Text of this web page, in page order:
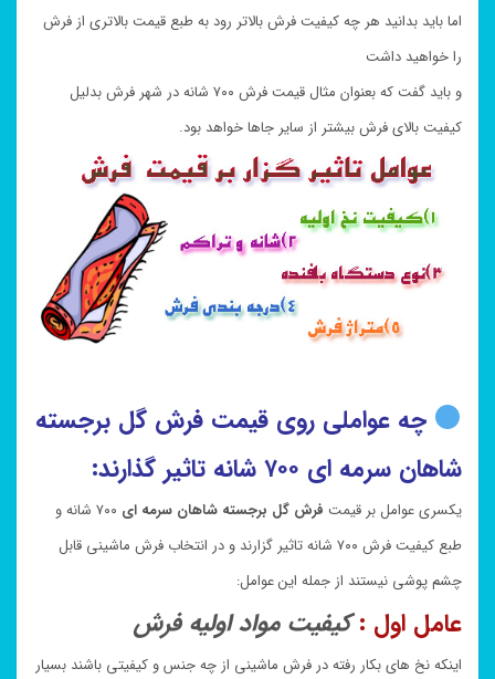
اما باید بدانید هر چه کیفیت فرش بالاتر رود به طبع قیمت بالاتری از فرش
را خواهید داشت
و باید گفت که بعنوان مثال قیمت فرش ۷۰۰ شانه در شهر فرش بدلیل
کیفیت بالای فرش بیشتر از سایر جاها خواهد بود.
چه عواملی روی قیمت فرش گل برجسته
شاهان سرمه ای ۷۰۰ شانه تاثیر گذارند:
یکسری عوامل بر قیمت فرش گل برجسته شاهان سرمه ای
۷۰۰ شانه و
طبع کیفیت فرش ۷۰۰ شانه تاثیر گزارند و در انتخاب فرش ماشینی قابل
چشم پوشی نیستند از جمله این عوامل:
عامل اول : کیفیت مواد اولیه فرش
اینکه نخ های بکار رفته در فرش ماشینی از چه جنس و کیفیتی باشند بسیار